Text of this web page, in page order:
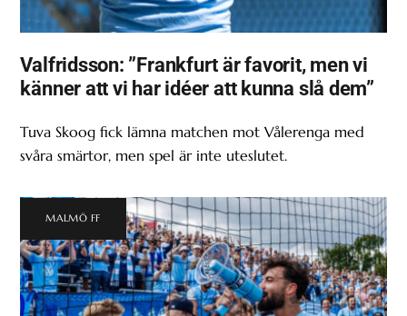
Valfridsson: ”Frankfurt är favorit, men vi
känner att vi har idéer att kunna slå dem”
Tuva Skoog fick lämna matchen mot Vålerenga med
svåra smärtor, men spel är inte uteslutet.
MALMÖ FF